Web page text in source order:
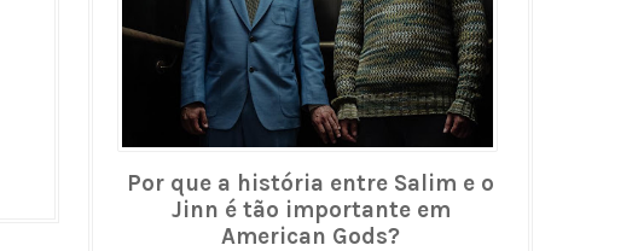
Por que a história entre Salim e o
Jinn é tão importante em
American Gods?